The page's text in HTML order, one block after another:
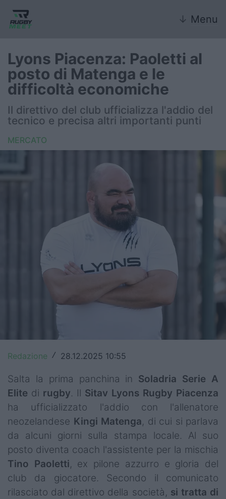
↓ Menu
Nazionale
Nazionali giovanili
Rugby Sevens
FIR
Internazionale
United Rugby Championship
Top14
Premiership
Challenge Cup
Rugby World Cup
Super Rugby
Rugby in TV
Mercato
Serie A Elite
Campionati
Serie A
Lyons Piacenza: Paoletti al
posto di Matenga e le
difficoltà economiche
Il direttivo del club ufficializza l'addio del
tecnico e precisa altri importanti punti
MERCATO
Redazione / 28.12.2025 10:55
Salta la prima panchina in Soladria Serie A
Elite di rugby. Il Sitav Lyons Rugby Piacenza
ha ufficializzato l'addio con l'allenatore
neozelandese Kingi Matenga, di cui si parlava
da alcuni giorni sulla stampa locale. Al suo
posto diventa coach l'assistente per la mischia
Tino Paoletti, ex pilone azzurro e gloria del
club da giocatore. Secondo il comunicato
rilasciato dal direttivo della società, si tratta di